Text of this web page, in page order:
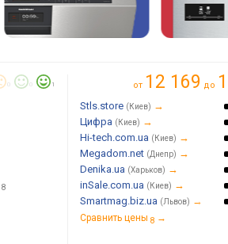
1
8
от 12 169 до
Stls.store (Киев) →
Цифра (Киев) →
Hi-tech.com.ua (Киев) →
Megadom.net (Днепр) →
Denika.ua (Харьков) →
inSale.com.ua (Киев) →
Smartmag.biz.ua (Львов) →
Сравнить цены 8 →